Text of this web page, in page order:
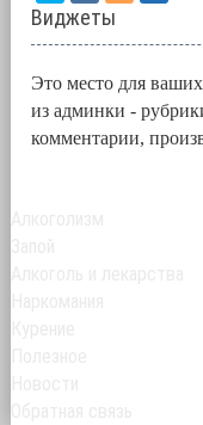
Виджеты
Это место для
из админки -
комментарии,